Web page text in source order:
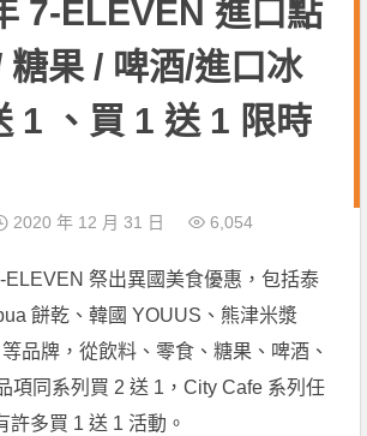
7-ELEVEN 進口點
糖果 / 啤酒/進口冰
1 、買 1 送 1 限時
2020 年 12 月 31 日 6,054
ELEVEN 祭出異國美食優惠，包括泰
餅乾、韓國 YOUUS、熊津米漿
品牌，從飲料、零食、糖果、啤酒、
項同系列買 2 送 1，City Cafe 系列任
許多買 1 送 1 活動。